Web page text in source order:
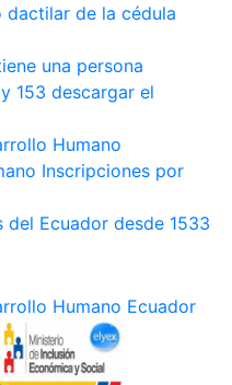
de la cédula
una persona
153 descargar el
Humano
Inscripciones por
del Ecuador desde 1533
Humano Ecuador